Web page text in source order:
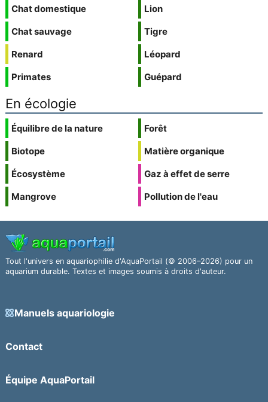
Chat domestique
Chat sauvage
Renard
Primates
Lion
Tigre
Léopard
Guépard
En écologie
Équilibre de la nature
Biotope
Écosystème
Mangrove
Forêt
Matière organique
Gaz à effet de serre
Pollution de l'eau
Tout l'univers en aquariophilie d'AquaPortail (© 2006–2026) pour un
aquarium durable. Textes et images soumis à droits d'auteur.
Manuels aquariologie
Contact
Équipe AquaPortail